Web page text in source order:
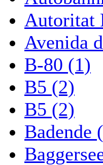
Autoritat
Avenida
B-80 (1)
B5 (2)
B5 (2)
Badende